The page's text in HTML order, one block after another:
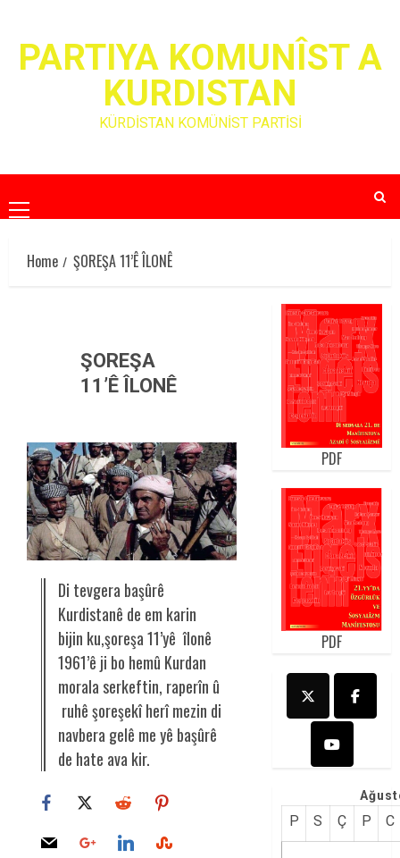
contentPARTIYA KOMUNÎST A
KURDISTAN
KÜRDİSTAN KOMÜNİST PARTİSİ
Primary
Menu
Home
ŞOREŞA 11’Ê ÎLONÊ
ŞOREŞA
11’Ê ÎLONÊ
Di tevgera başûrê
Kurdistanê de em karin
bijin ku,şoreşa 11’yê îlonê
1961’ê ji bo hemû Kurdan
morala serkeftin, raperîn û
ruhê şoreşekî herî mezin di
navbera gelê me yê başûrê
de hate ava kir.
PDF
PDF
P S Ç P C